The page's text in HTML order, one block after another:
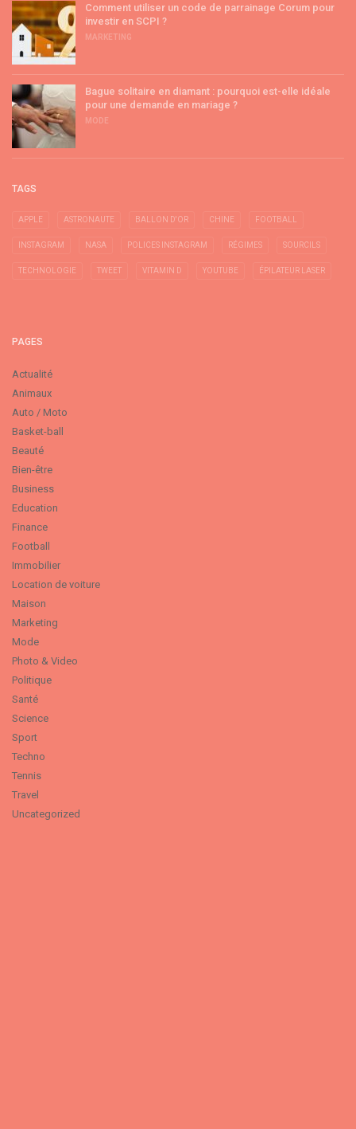
Comment utiliser un code de parrainage Corum pour
investir en SCPI ?
MARKETING
Bague solitaire en diamant : pourquoi est-elle idéale
pour une demande en mariage ?
MODE
TAGS
APPLE ASTRONAUTE BALLON D'OR CHINE FOOTBALL
INSTAGRAM NASA POLICES INSTAGRAM RÉGIMES SOURCILS
TECHNOLOGIE TWEET VITAMIN D YOUTUBE ÉPILATEUR LASER
PAGES
Actualité
Animaux
Auto / Moto
Basket-ball
Beauté
Bien-être
Business
Education
Finance
Football
Immobilier
Location de voiture
Maison
Marketing
Mode
Photo & Video
Politique
Santé
Science
Sport
Techno
Tennis
Travel
Uncategorized